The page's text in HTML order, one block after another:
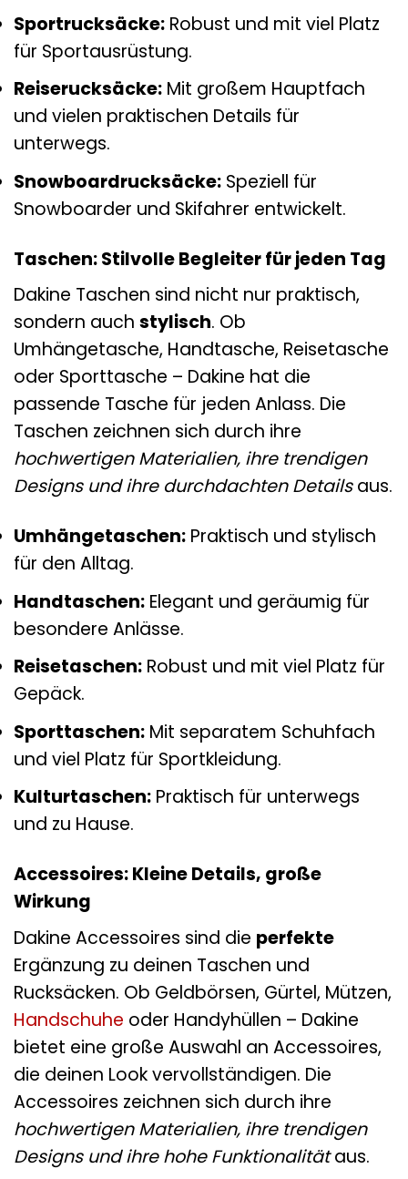
Sportrucksäcke: Robust und mit viel Platz
für Sportausrüstung.
Reiserucksäcke: Mit großem Hauptfach
und vielen praktischen Details für
unterwegs.
Snowboardrucksäcke: Speziell für
Snowboarder und Skifahrer entwickelt.
Taschen: Stilvolle Begleiter für jeden Tag
Dakine Taschen sind nicht nur praktisch,
sondern auch stylisch. Ob
Umhängetasche, Handtasche, Reisetasche
oder Sporttasche – Dakine hat die
passende Tasche für jeden Anlass. Die
Taschen zeichnen sich durch ihre
hochwertigen Materialien, ihre trendigen
Designs und ihre durchdachten Detailsaus.
Umhängetaschen: Praktisch und stylisch
für den Alltag.
Handtaschen: Elegant und geräumig für
besondere Anlässe.
Reisetaschen: Robust und mit viel Platz für
Gepäck.
Sporttaschen: Mit separatem Schuhfach
und viel Platz für Sportkleidung.
Kulturtaschen: Praktisch für unterwegs
und zu Hause.
Accessoires: Kleine Details, große
Wirkung
Dakine Accessoires sind die perfekte
Ergänzung zu deinen Taschen und
Rucksäcken. Ob Geldbörsen, Gürtel, Mützen,
Handschuhe oder Handyhüllen – Dakine
bietet eine große Auswahl an Accessoires,
die deinen Look vervollständigen. Die
Accessoires zeichnen sich durch ihre
hochwertigen Materialien, ihre trendigen
Designs und ihre hohe Funktionalitätaus.